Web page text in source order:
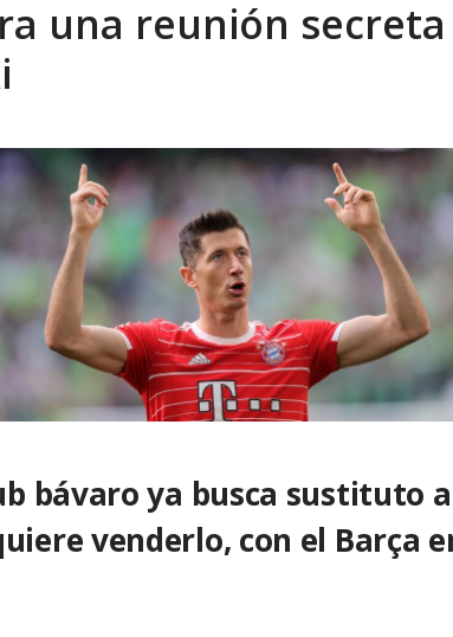
de violación sistemática de derechos humanos en
una reunión
bávaro ya busca sustituto
venderlo, con el Barça